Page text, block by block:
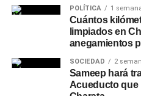
POLÍTICA 1
Cuántos
limpiados en
anegamientos
SOCIEDAD 2
Sameep hará
Acueducto que